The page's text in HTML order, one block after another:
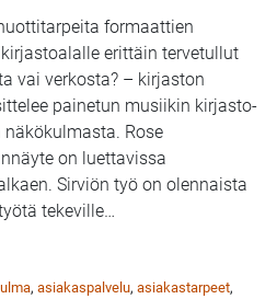
formaattien
erittäin tervetullut
vai verkosta? – kirjaston
painetun musiikin kirjasto-
Rose
on luettavissa
Sirviön työ on olennaista
tekeville…
, asiakaspalvelu, asiakastarpeet,